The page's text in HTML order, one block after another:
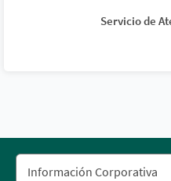
Servicio de